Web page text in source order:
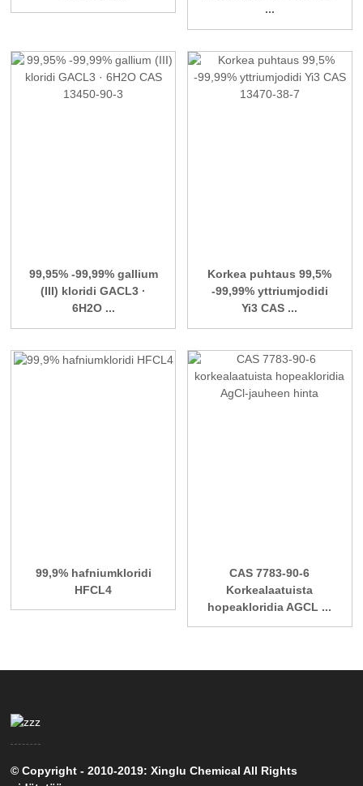
...
99,95% -99,99% gallium
(III) kloridi GACL3 ·
6H2O ...
Korkea puhtaus 99,5%
-99,99% yttriumjodidi
Yi3 CAS ...
99,9% hafniumkloridi
HFCL4
CAS 7783-90-6
Korkealaatuista
hopeakloridia AGCL ...
© Copyright - 2010-2019: Xinglu Chemical All Rights